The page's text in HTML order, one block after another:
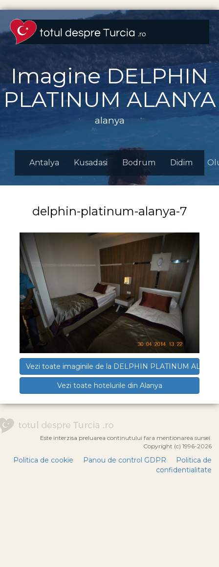
Imagine DELPHIN
PLATINUM ALANYA
alanya
Antalya Kusadasi Bodrum Didim
delphin-platinum-alanya-7
Vezi toate imaginile de la DELPHIN PLATINUM
Vezi toate hotelurile din Alanya
Este interzisa preluarea continutului fara mentionarea sursei.
Copyright (c) 1996-2026
Politica de cookie Panou de control GDPR
Politica de
confidentialitate